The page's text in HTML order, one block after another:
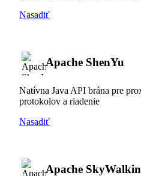
Nasadiť
Apache ShenYu
Natívna Java API brána pre
protokolov a riadenie
Nasadiť
Apache